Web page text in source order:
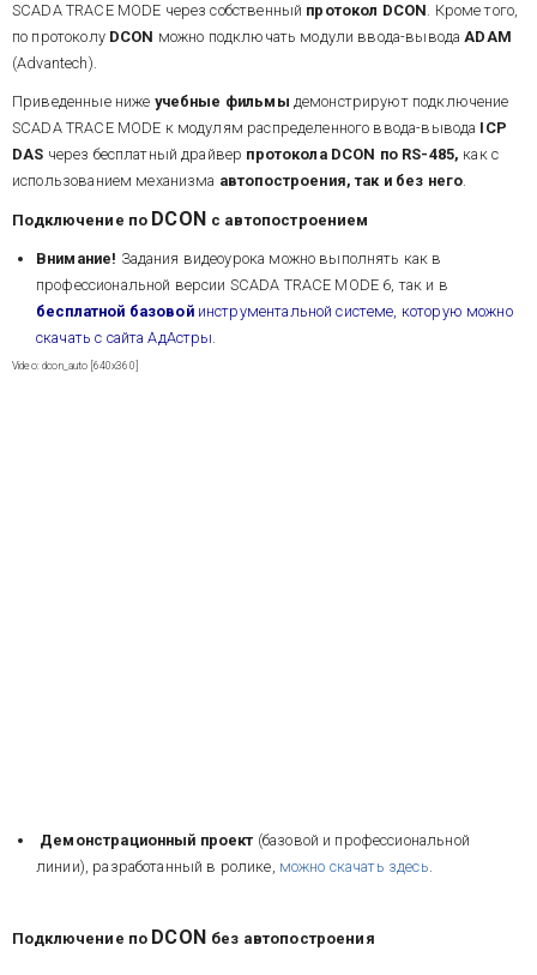
SCADA TRACE MODE через собственный протокол DCON. Кроме того,
по протоколу DCON можно подключать модули ввода-выводаADAM
(Advantech).
Приведенные ниже учебные фильмы демонстрируют подключение
SCADA TRACE MODE к модулям распределенного ввода-вывода ICP
DAS через бесплатный драйвер протокола DCON по RS-485, как с
использованием механизма автопостроения, так и без него.
Подключение по DCON с автопостроением
Внимание! Задания видеоурока можно выполнять как в
профессиональной версии SCADA TRACE MODE 6, так и в
бесплатной базовой инструментальной системе, которую можно
скачать с сайта АдАстры.
Video: dcon_auto [640x360]
Демонстрационный проект (базовой и профессиональной
линии), разработанный в ролике, можно скачать здесь.
Подключение по DCON без автопостроения